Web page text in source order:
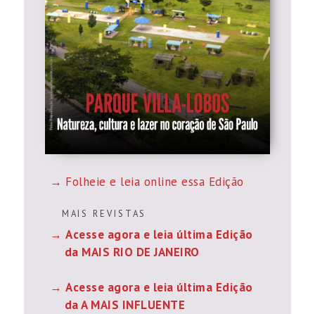
Folheie e leia online essa Edição
M A I S R E V I S T A S
Acesse agora e leia última Edição
da MAIS RIO DE JANEIRO
Acesse agora e leia última Edição
da A MAIS INFLUENTE